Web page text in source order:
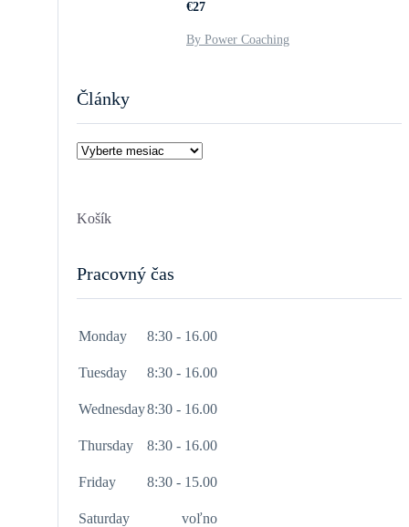
€27
By Power Coaching
Články
Články
Košík
Pracovný čas
Monday 8:30 - 16.00
Tuesday 8:30 - 16.00
Wednesday8:30 - 16.00
Thursday 8:30 - 16.00
Friday 8:30 - 15.00
Saturday voľno